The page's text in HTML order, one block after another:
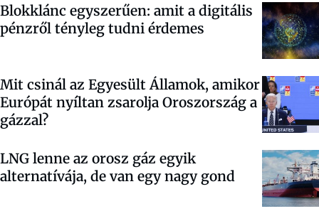
Blokklánc egyszerűen: amit a digitális
pénzről tényleg tudni érdemes
Mit csinál az Egyesült Államok, amikor
Európát nyíltan zsarolja Oroszország a
gázzal?
LNG lenne az orosz gáz egyik
alternatívája, de van egy nagy gond